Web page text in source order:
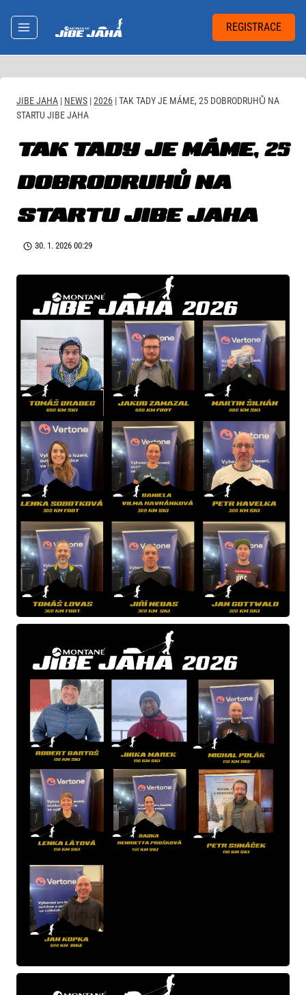
obsah
REGISTRACE
JIBE JAHA | NEWS |2026 |TAK TADY JE MÁME, 25 DOBRODRUHŮ NA
STARTU JIBE JAHA
TAK TADY JE MÁME, 25
DOBRODRUHŮ NA
STARTU JIBE JAHA
30. 1. 2026 00:29